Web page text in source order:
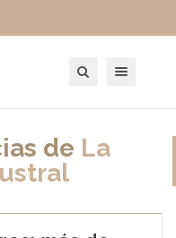
de La